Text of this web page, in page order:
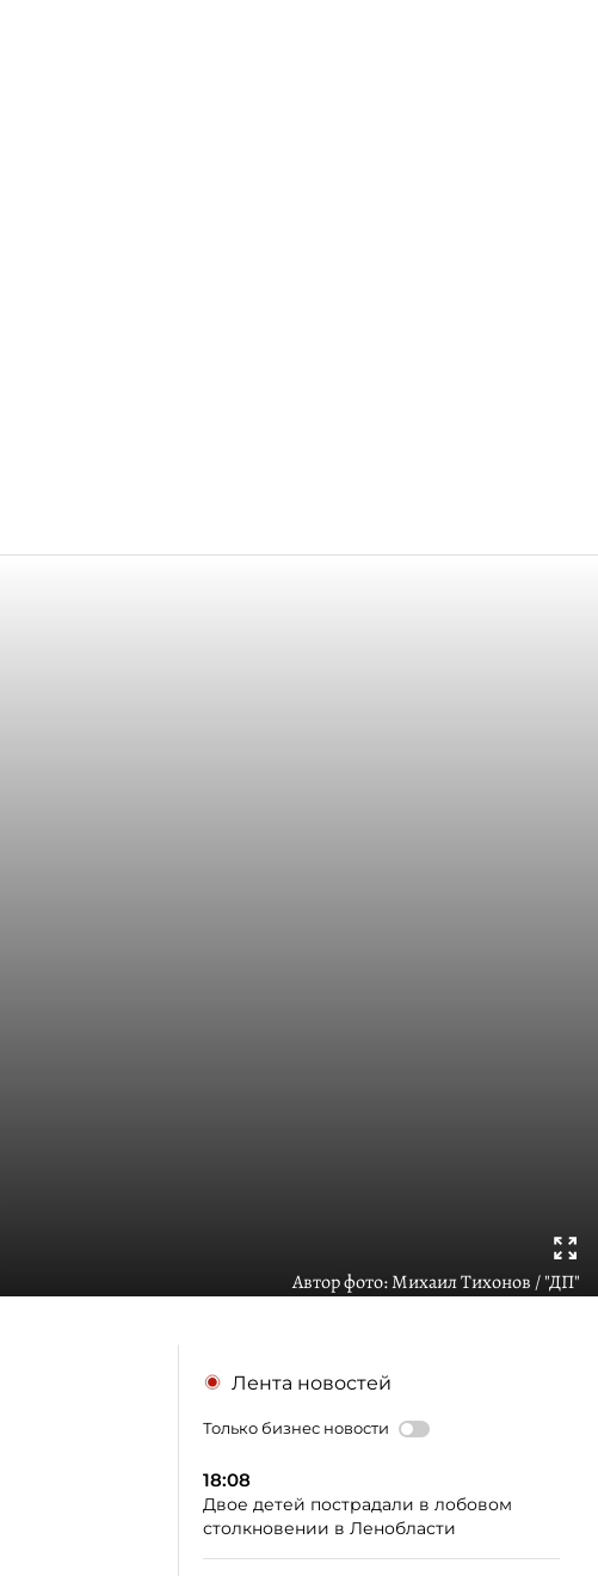
Автор фото:Михаил Тихонов / "ДП"
Лента новостей
Только бизнес новости
18:08
Двое детей пострадали в лобовом
столкновении в Ленобласти